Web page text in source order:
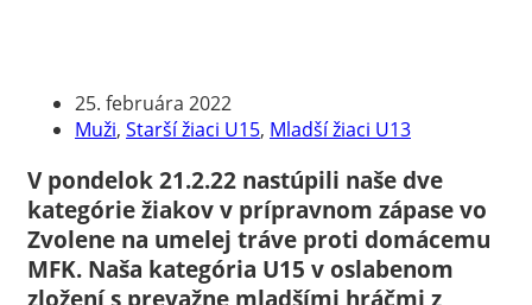
25. februára 2022
Muži, Starší žiaci U15, Mladší žiaci U13
V pondelok 21.2.22 nastúpili naše dve
kategórie žiakov v prípravnom zápase vo
Zvolene na umelej tráve proti domácemu
MFK. Naša kategória U15 v oslabenom
zložení s prevažne mladšími hráčmi z